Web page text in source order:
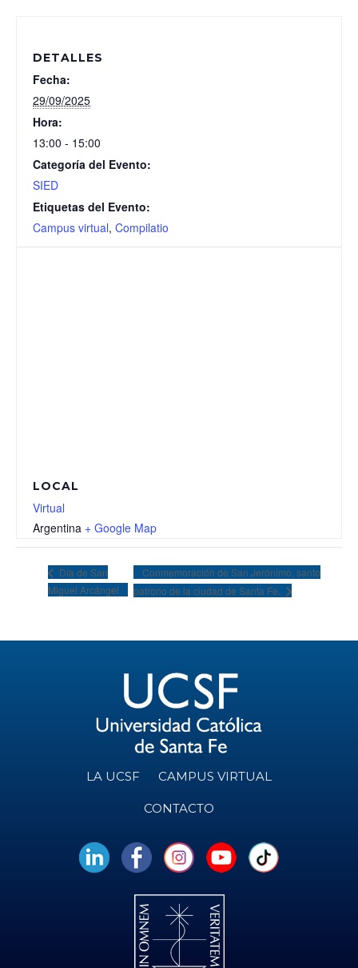
DETALLES
Fecha:
29/09/2025
Hora:
13:00 - 15:00
Categoría del Evento:
SIED
Etiquetas del Evento:
Campus virtual, Compilatio
LOCAL
Virtual
Argentina + Google Map
Día de San
Miguel Arcángel
Conmemoración de San Jerónimo, santo
patrono de la ciudad de Santa Fe.
LA UCSF CAMPUS VIRTUAL
CONTACTO